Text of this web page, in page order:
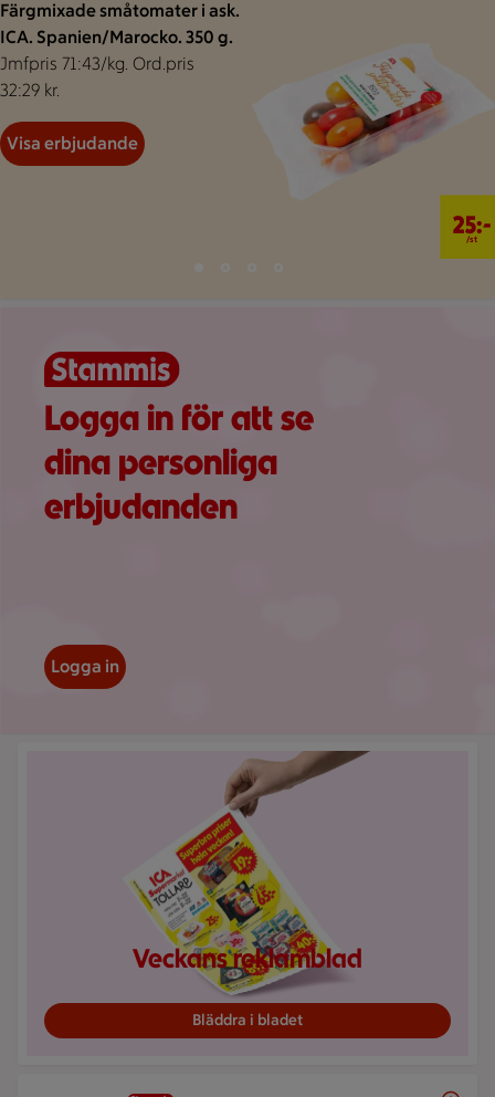
Färgmixade småtomater i ask.
ICA. Spanien/Marocko. 350 g.
Jmfpris 71:43/kg. Ord.pris
32:29 kr.
Visa erbjudande
25:-
/st
Logga in för att se
dina personliga
erbjudanden
Logga in
Veckans reklamblad
Bläddra i bladet